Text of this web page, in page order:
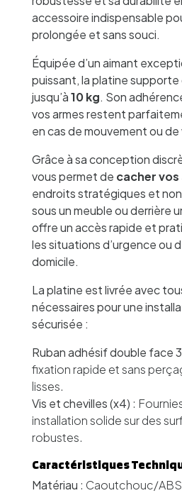
accessoire indispensable
prolongée et sans souci.
Équipée d’un aimant
puissant, la platine
jusqu’à10 kg. Son
vos armes restent
en cas de mouvement ou
Grâce à sa conception
vous permet de cacher vos
endroits stratégiques et
sous un meuble ou derrière
offre un accès rapide et
les situations d’urgence ou
domicile.
La platine est livrée avec
nécessaires pour une
sécurisée :
Ruban adhésif double face
fixation rapide et sans
lisses.
Vis et chevilles (x4) :
installation solide sur des
robustes.
Caractéristiques
Matériau : Caoutchouc/ABS